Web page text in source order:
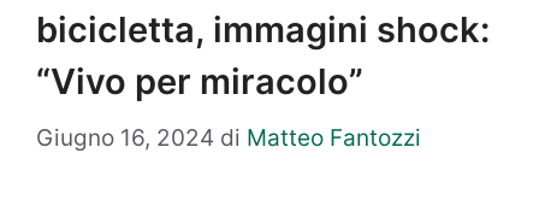
bicicletta, immagini shock:
“Vivo per miracolo”
Giugno 16, 2024 di Matteo Fantozzi